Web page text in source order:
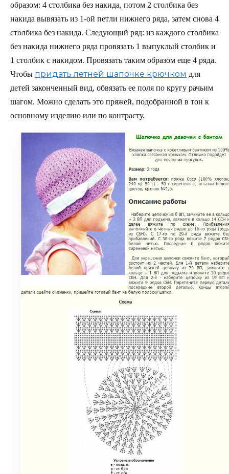
образом: 4 столбика без накида, потом 2 столбика без
накида вывязать из 1-ой петли нижнего ряда, затем снова 4
столбика без накида. Следующий ряд: из каждого столбика
без накида нижнего ряда провязать 1 выпуклый столбик и
1 столбик с накидом. Провязать таким образом еще 4 ряда.
Чтобы придать летней шапочке крючком для
детей законченный вид, обвязать ее поля по кругу рачьим
шагом. Можно сделать это пряжей, подобранной в тон к
основному изделию или по контрасту.